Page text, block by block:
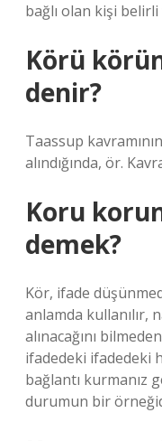
bağlı olan kişi
Körü
denir?
Taassup
alındığında, ör.
Koru
demek?
Kör, ifade
anlamda kullanılır,
alınacağını
ifadedeki ifadedeki
bağlantı kurmanız
durumun bir